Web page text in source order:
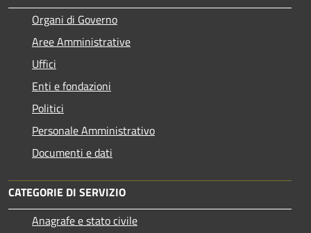
Organi di Governo
Aree Amministrative
Uffici
Enti e fondazioni
Politici
Personale Amministrativo
Documenti e dati
CATEGORIE DI SERVIZIO
Anagrafe e stato civile